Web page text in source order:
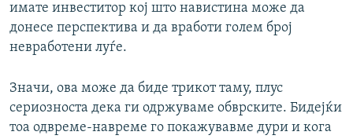
имате инвеститор кој што навистина може да
донесе перспектива и да вработи голем број
невработени луѓе.
Значи, ова може да биде трикот таму, плус
сериозноста дека ги одржуваме обврските. Бидејќи
тоа одвреме-навреме го покажувавме дури и кога